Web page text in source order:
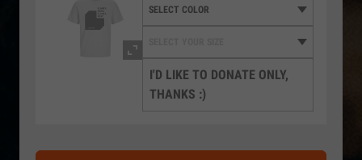
I'D LIKE TO DONATE ONLY,
THANKS :)